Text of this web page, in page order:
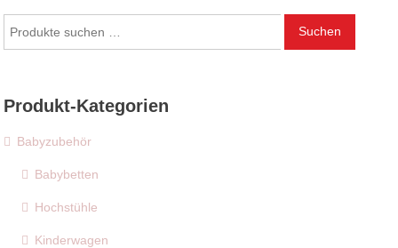
nach:
Suchen
Produkt-Kategorien
Babyzubehör
Babybetten
Hochstühle
Kinderwagen